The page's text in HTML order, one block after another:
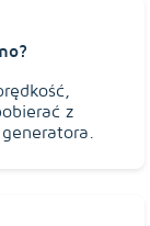
z